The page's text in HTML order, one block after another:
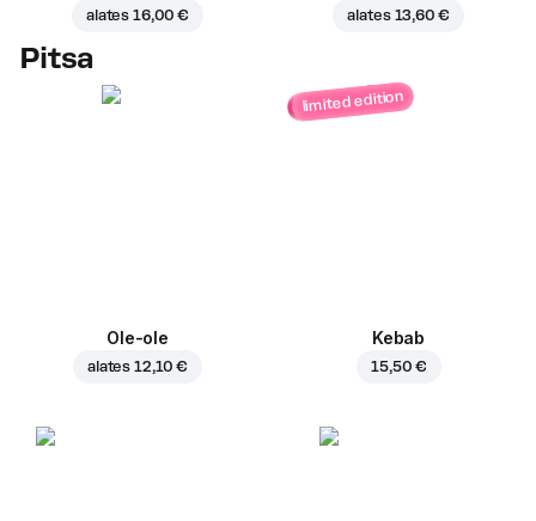
alates 16,00 € alates 13,60 €
Pitsa
Ole-ole
alates 12,10 €
limited edition
Kebab
15,50 €